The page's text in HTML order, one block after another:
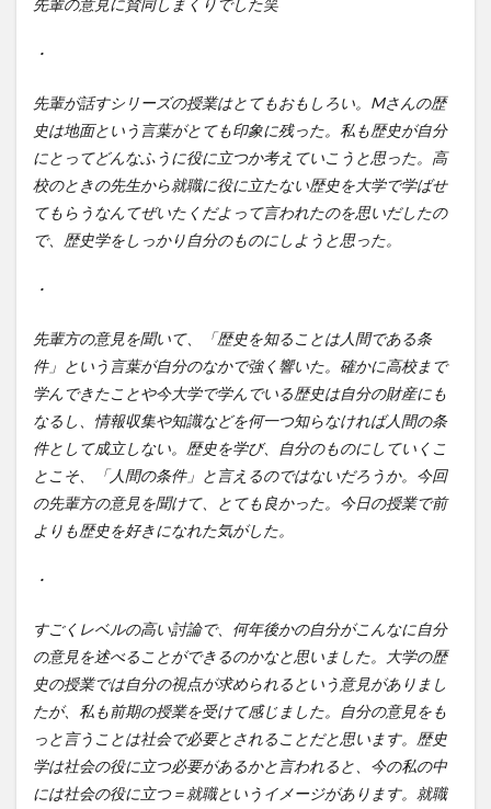
先輩の意見に賛同しまくりでした笑
・
先輩が話すシリーズの授業はとてもおもしろい。Mさんの歴
史は地面という言葉がとても印象に残った。私も歴史が自分
にとってどんなふうに役に立つか考えていこうと思った。高
校のときの先生から就職に役に立たない歴史を大学で学ばせ
てもらうなんてぜいたくだよって言われたのを思いだしたの
で、歴史学をしっかり自分のものにしようと思った。
・
先輩方の意見を聞いて、「歴史を知ることは人間である条
件」という言葉が自分のなかで強く響いた。確かに高校まで
学んできたことや今大学で学んでいる歴史は自分の財産にも
なるし、情報収集や知識などを何一つ知らなければ人間の条
件として成立しない。歴史を学び、自分のものにしていくこ
とこそ、「人間の条件」と言えるのではないだろうか。今回
の先輩方の意見を聞けて、とても良かった。今日の授業で前
よりも歴史を好きになれた気がした。
・
すごくレベルの高い討論で、何年後かの自分がこんなに自分
の意見を述べることができるのかなと思いました。大学の歴
史の授業では自分の視点が求められるという意見がありまし
たが、私も前期の授業を受けて感じました。自分の意見をも
っと言うことは社会で必要とされることだと思います。歴史
学は社会の役に立つ必要があるかと言われると、今の私の中
には社会の役に立つ＝就職というイメージがあります。就職